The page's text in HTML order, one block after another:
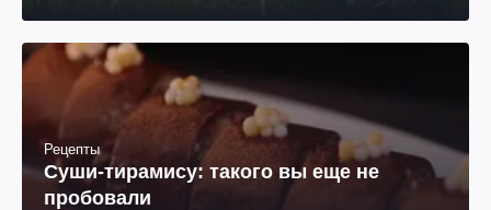
Рецепты
Суши-тирамису: такого вы еще не
пробовали